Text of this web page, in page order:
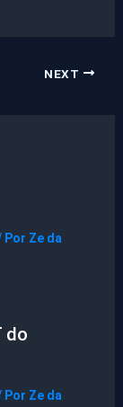
NEXT
Por Ze da
do
Por Ze da